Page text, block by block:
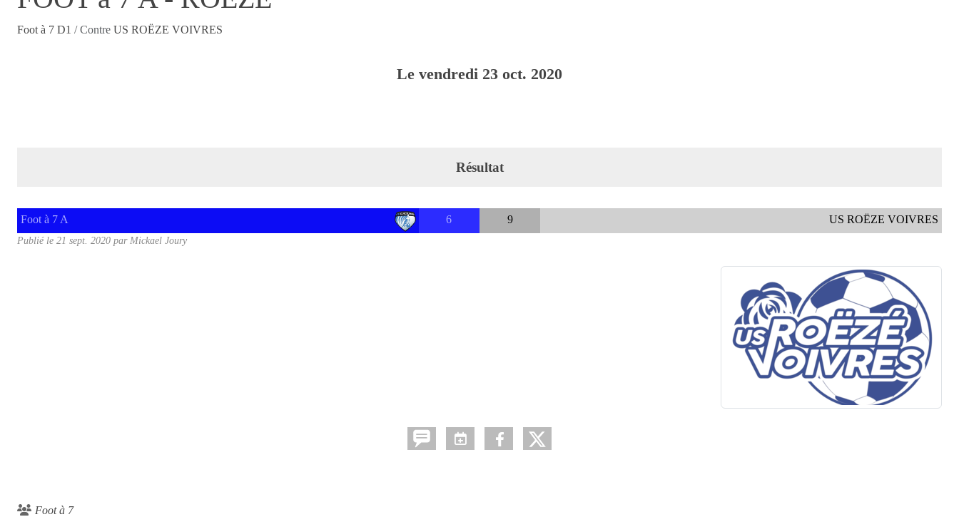
Foot à 7 D1 / Contre US ROËZE VOIVRES
Le vendredi 23 oct. 2020
Résultat
Foot à 7 A 6 9 US ROËZE VOIVRES
Publié le 21 sept. 2020 par Mickael Joury
Foot à 7